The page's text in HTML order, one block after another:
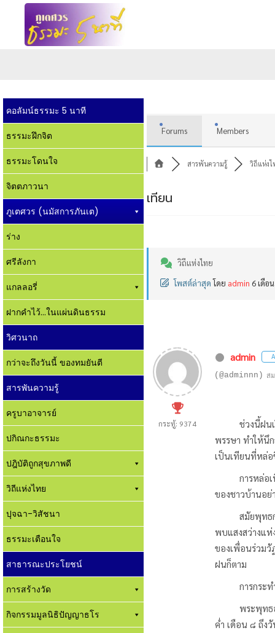
คอลัมน์ธรรมะ 5 นาที
ธรรมะฝึกจิต
ธรรมะโดนใจ
จิตตภาวนา
ภูเตศวร (นมัสการภันเต)
ร่าง
ศรีลังกา
แกลลอรี่
ฝากคำไว้...ในแผ่นดินธรรม
วิศวนาถ
กว่าจะถึงวันนี้ ของทมยันตี
สารพันความรู้
ครูบาอาจารย์
ปกิณกะธรรมะ
ปฎิบัติถูกสุขภาพดี
วิถีแห่งไทย
ปุจฉา-วิสัชนา
ธรรมะเตือนใจ
สาธารณะประโยชน์
การสร้างวัด
กิจกรรมมูลนิธิปัญญาธโร
Forums Members
สารพันความรู้ วิถีแห่งไ
เทียน
วิถีแห่งไทย
โพสต์ล่าสุด โดย admin 6 เดือ
กระทู้: 9374
admin
(@adminnn) ส
ช่วงนี้ฝนเริ่ม
พรรษา ทำให้นึ
เป็นเทียนที่หล่อ
การหล่อเทีย
ของชาวบ้านอย่
สมัยพุทธกาล
พบแสงสว่างแห่
ของเพื่อนร่วมวั
ฝนก็ตาม
การกระทำนี้ไ
พระพุทธองค์
ค่ำ เดือน ๘ ถึง